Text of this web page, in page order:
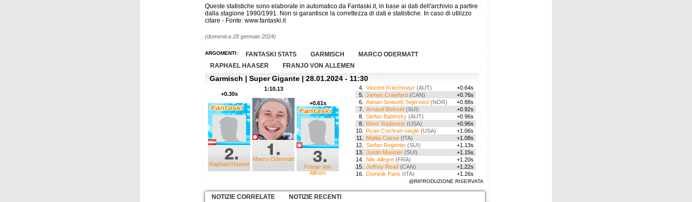
Queste statistiche sono elaborate in automatico da Fantaski.it, in base ai dati dell'archivio a partire
dalla stagione 1990/1991. Non si garantisce la correttezza di dati e statistiche. In caso di utilizzo
citare - Fonte: www.fantaski.it
(domenica 28 gennaio 2024)
ARGOMENTI: FANTASKI STATS GARMISCH
MARCO ODERMATT
RAPHAEL HAASER
FRANJO VON ALLEMEN
Garmisch | Super Gigante | 28.01.2024 - 11:30
Marco Odermatt
1:10.13
Raphael Haaser
+0.30s
Franjo Von
Allmen
+0.61s
4. Vincent Kriechmayr (AUT)
+0.64s
5.
James Crawford (CAN)
+0.76s
6.
Adrian Smiseth Sejersted (NOR)
+0.88s
7.
Arnaud Boisset (SUI)
+0.92s
8.
Stefan Babinsky (AUT)
+0.96s
8.
River Radamus (USA)
+0.96s
10.
Ryan Cochran-siegle (USA)
+1.06s
11.
Mattia Casse (ITA)
+1.08s
12.
Stefan Rogentin (SUI)
+1.13s
13.
Justin Murisier (SUI)
+1.15s
14.
Nils Allegre (FRA)
+1.20s
15.
Jeffrey Read (CAN)
+1.22s
16.
Dominik Paris (ITA)
+1.26s
Daniel Danklmaier(AUT)
+1.29s
@RIPRODUZIONE RISERVATA
NOTIZIE CORRELATE NOTIZIE RECENTI